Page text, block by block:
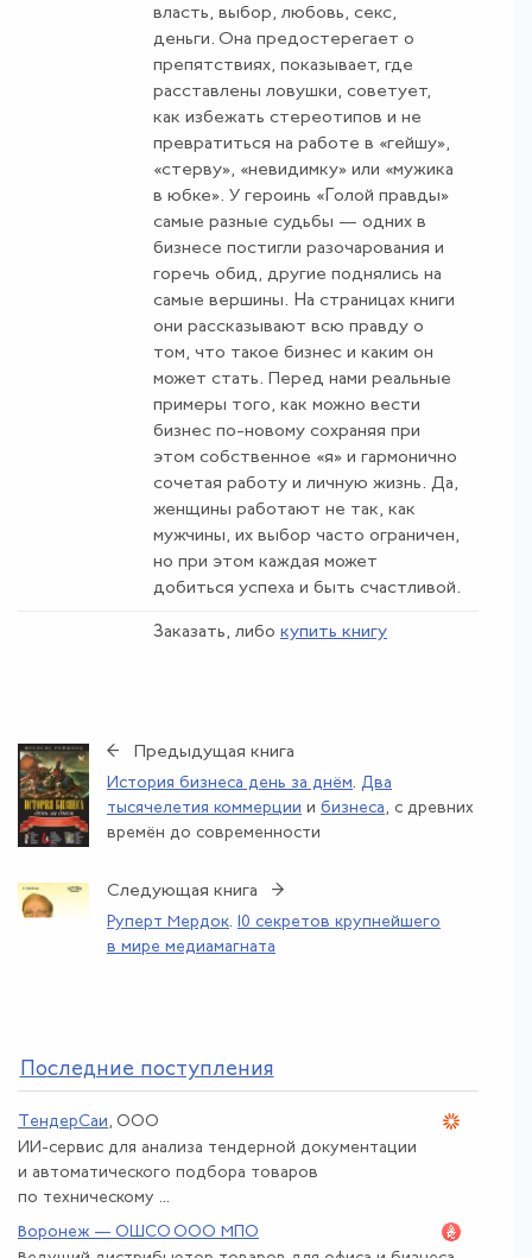
власть, выбор, любовь, секс,
деньги. Она предостерегает о
препятствиях, показывает, где
расставлены ловушки, советует,
как избежать стереотипов и не
превратиться на работе в «гейшу»,
«стерву», «невидимку» или «мужика
в юбке». У героинь «Голой правды»
самые разные судьбы — одних в
бизнесе постигли разочарования и
горечь обид, другие поднялись на
самые вершины. На страницах книги
они рассказывают всю правду о
том, что такое бизнес и каким он
может стать. Перед нами реальные
примеры того, как можно вести
бизнес по-новому сохраняя при
этом собственное «я» и гармонично
сочетая работу и личную жизнь. Да,
женщины работают не так, как
мужчины, их выбор часто ограничен,
но при этом каждая может
добиться успеха и быть счастливой.
Заказать, либо купить книгу
← Предыдущая книга
История бизнеса день за днём. Два
тысячелетия коммерции и бизнеса, с древних
времён до современности
Следующая книга →
Руперт Мердок. 10 секретов крупнейшего
в мире медиамагната
Последние поступления
ТендерСаи, ООО
ИИ-сервис для анализа тендерной документации
и автоматического подбора товаров
по техническому ...
Воронеж — ОШСО ООО МПО